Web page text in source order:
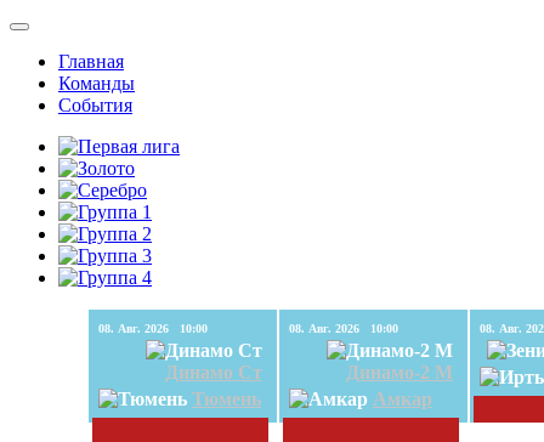
Главная
Команды
События
08. Авг. 2026 10:00
Динамо Ст
Тюмень
08. Авг. 2026 10:00
Динамо-2 М
Амкар